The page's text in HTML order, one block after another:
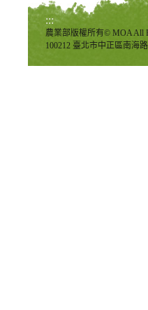
:::
農業部版權所有© MOA All
100212 臺北市中正區南海